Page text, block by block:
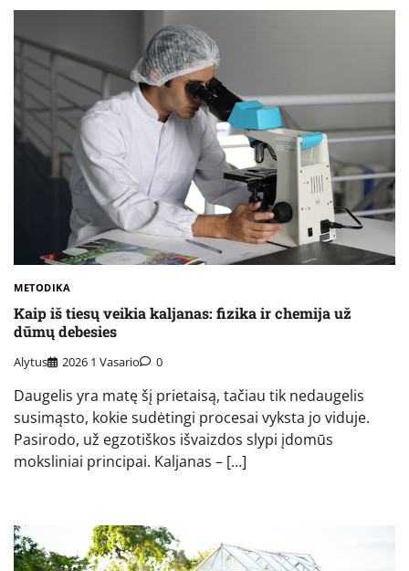
METODIKA
Kaip iš tiesų veikia kaljanas: fizika ir chemija už
dūmų debesies
Alytus 2026 1 Vasario 0
Daugelis yra matę šį prietaisą, tačiau tik nedaugelis
susimąsto, kokie sudėtingi procesai vyksta jo viduje.
Pasirodo, už egzotiškos išvaizdos slypi įdomūs
moksliniai principai. Kaljanas – […]